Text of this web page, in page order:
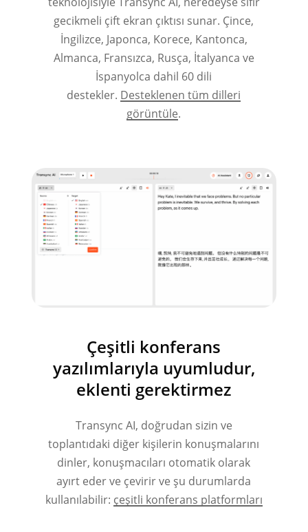
gecikmeli çift ekran çıktısı sunar. Çince,
İngilizce, Japonca, Korece, Kantonca,
Almanca, Fransızca, Rusça, İtalyanca ve
İspanyolca dahil 60 dili
destekler. Desteklenen tüm dilleri
görüntüle.
Çeşitli konferans
yazılımlarıyla uyumludur,
eklenti gerektirmez
Transync AI, doğrudan sizin ve
toplantıdaki diğer kişilerin konuşmalarını
dinler, konuşmacıları otomatik olarak
ayırt eder ve çevirir ve şu durumlarda
kullanılabilir: çeşitli konferans platformları